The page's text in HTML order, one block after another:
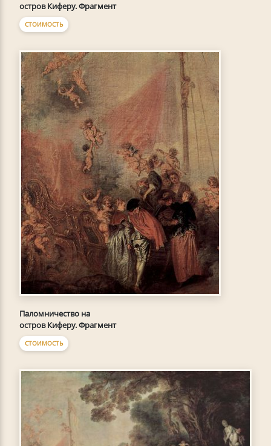
остров Киферу. Фрагмент
СТОИМОСТЬ
Паломничество на
остров Киферу. Фрагмент
СТОИМОСТЬ